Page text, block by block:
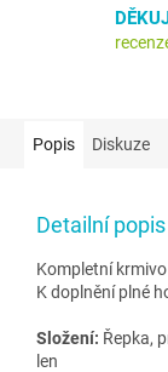
Popis Diskuze
Detailní
Kompletní
K doplnění plné
Složení: Řepka,
len